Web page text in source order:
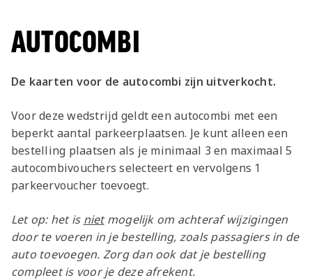
AUTOCOMBI
De kaarten voor de autocombi zijn uitverkocht.
Voor deze wedstrijd geldt een autocombi met een
beperkt aantal parkeerplaatsen. Je kunt alleen een
bestelling plaatsen als je minimaal 3 en maximaal 5
autocombivouchers selecteert en vervolgens 1
parkeervoucher toevoegt.
Let op: het is nietmogelijk om achteraf wijzigingen
door te voeren in je bestelling, zoals passagiers in de
auto toevoegen. Zorg dan ook dat je bestelling
compleet is voor je deze afrekent.